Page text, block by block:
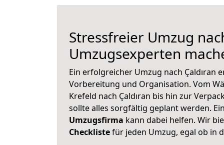
Stressfreier Umzug
Umzugsexperten
Ein erfolgreicher Umzug nach Çaldıran
Vorbereitung und Organisation. Vom
Krefeld nach Çaldıran bis hin zur
sollte alles sorgfältig geplant werden.
Umzugsfirma kann dabei helfen. Wir
Checklistefür jeden Umzug, egal ob in